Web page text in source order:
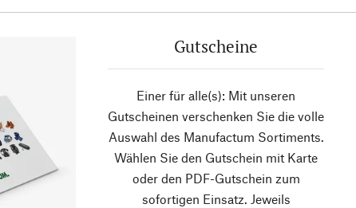
Gutscheine
Einer für alle(s): Mit unseren
Gutscheinen verschenken Sie die volle
Auswahl des Manufactum Sortiments.
Wählen Sie den Gutschein mit Karte
oder den PDF-Gutschein zum
sofortigen Einsatz. Jeweils